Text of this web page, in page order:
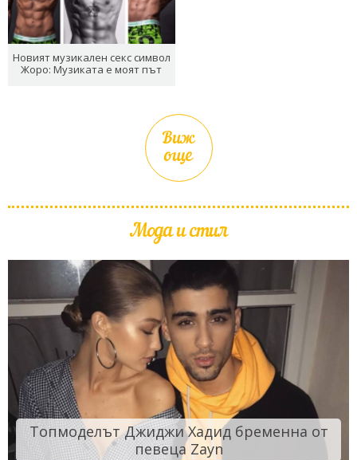
Новият музикален секс символ
Жоро: Музиката е моят път
Виж
още
Мода и стил
Топмоделът Джиджи Хадид бременна от
певеца Zayn